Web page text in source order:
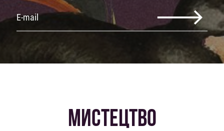
МИСТЕЦТВО